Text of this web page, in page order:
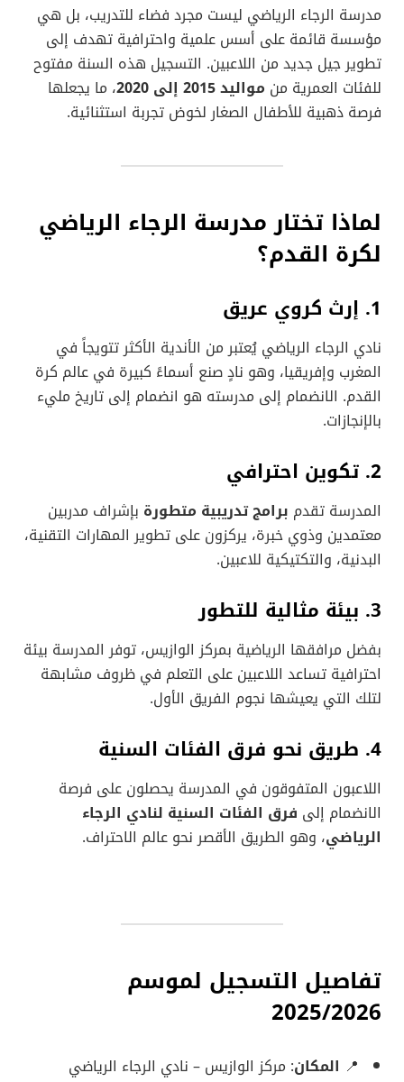
مدرسة الرجاء الرياضي ليست مجرد فضاء للتدريب، بل هي
مؤسسة قائمة على أسس علمية واحترافية تهدف إلى
تطوير جيل جديد من اللاعبين. التسجيل هذه السنة مفتوح
للفئات العمرية من مواليد 2015 إلى 2020
، ما يجعلها
فرصة ذهبية للأطفال الصغار لخوض تجربة استثنائية.
لماذا تختار مدرسة الرجاء الرياضي
لكرة القدم؟
1. إرث كروي عريق
نادي الرجاء الرياضي يُعتبر من الأندية الأكثر تتويجاً في
المغرب وإفريقيا، وهو نادٍ صنع أسماءً كبيرة في عالم كرة
القدم. الانضمام إلى مدرسته هو انضمام إلى تاريخ مليء
بالإنجازات.
2. تكوين احترافي
المدرسة تقدم برامج تدريبية متطورة بإشراف مدربين
معتمدين وذوي خبرة، يركزون على تطوير المهارات التقنية،
البدنية، والتكتيكية للاعبين.
3. بيئة مثالية للتطور
بفضل مرافقها الرياضية بمركز الوازيس، توفر المدرسة بيئة
احترافية تساعد اللاعبين على التعلم في ظروف مشابهة
لتلك التي يعيشها نجوم الفريق الأول.
4. طريق نحو فرق الفئات السنية
اللاعبون المتفوقون في المدرسة يحصلون على فرصة
الانضمام إلى فرق الفئات السنية لنادي الرجاء
الرياضي، وهو الطريق الأقصر نحو عالم الاحتراف.
تفاصيل التسجيل لموسم
2025/2026
📍 المكان: مركز الوازيس – نادي الرجاء الرياضي